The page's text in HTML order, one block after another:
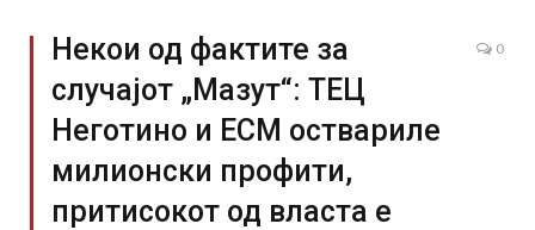
Некои од фактите за
случајот „Мазут“: ТЕЦ
Неготино и ЕСМ оствариле
милионски профити,
притисокот од власта е
0